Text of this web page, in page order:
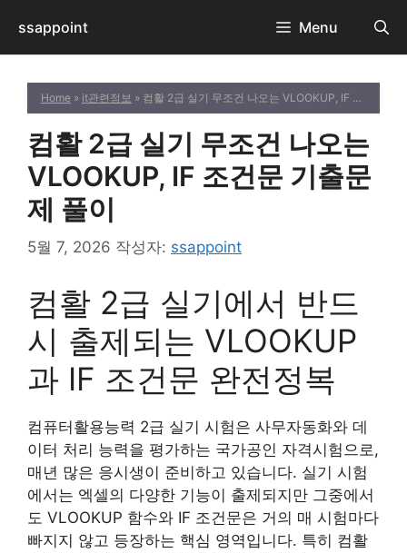
츠
ssappoint Menu
Home » it관련정보 » 컴활 2급 실기 무조건 나오는 VLOOKUP, IF 조건문 기출문제 풀이
컴활 2급 실기 무조건 나오는
VLOOKUP, IF 조건문 기출문
제 풀이
5월 7, 2026 작성자: ssappoint
컴활 2급 실기에서 반드
시 출제되는 VLOOKUP
과 IF 조건문 완전정복
컴퓨터활용능력 2급 실기 시험은 사무자동화와 데
이터 처리 능력을 평가하는 국가공인 자격시험으로,
매년 많은 응시생이 준비하고 있습니다. 실기 시험
에서는 엑셀의 다양한 기능이 출제되지만 그중에서
도 VLOOKUP 함수와 IF 조건문은 거의 매 시험마다
빠지지 않고 등장하는 핵심 영역입니다. 특히 컴활